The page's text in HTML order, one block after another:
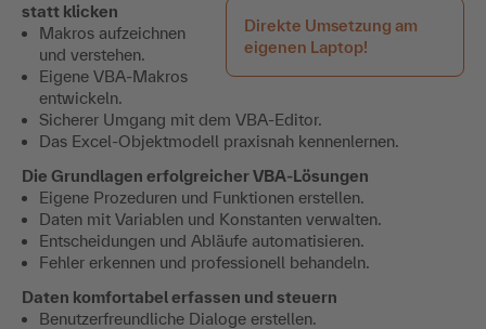
Direkte Umsetzung am
eigenen Laptop!
statt klicken
Makros aufzeichnen
und verstehen.
Eigene VBA-Makros
entwickeln.
Sicherer Umgang mit dem VBA-Editor.
Das Excel-Objektmodell praxisnah kennenlernen.
Die Grundlagen erfolgreicher VBA-Lösungen
Eigene Prozeduren und Funktionen erstellen.
Daten mit Variablen und Konstanten verwalten.
Entscheidungen und Abläufe automatisieren.
Fehler erkennen und professionell behandeln.
Daten komfortabel erfassen und steuern
Benutzerfreundliche Dialoge erstellen.